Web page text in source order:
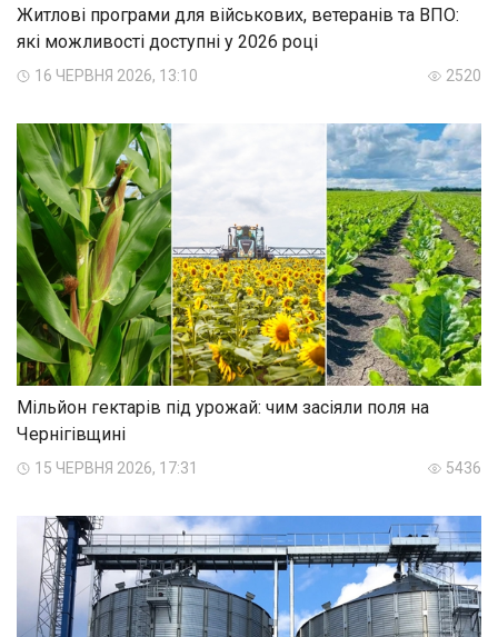
Житлові програми для військових, ветеранів та ВПО:
які можливості доступні у 2026 році
16 ЧЕРВНЯ 2026, 13:10 2520
Мільйон гектарів під урожай: чим засіяли поля на
Чернігівщині
15 ЧЕРВНЯ 2026, 17:31 5436